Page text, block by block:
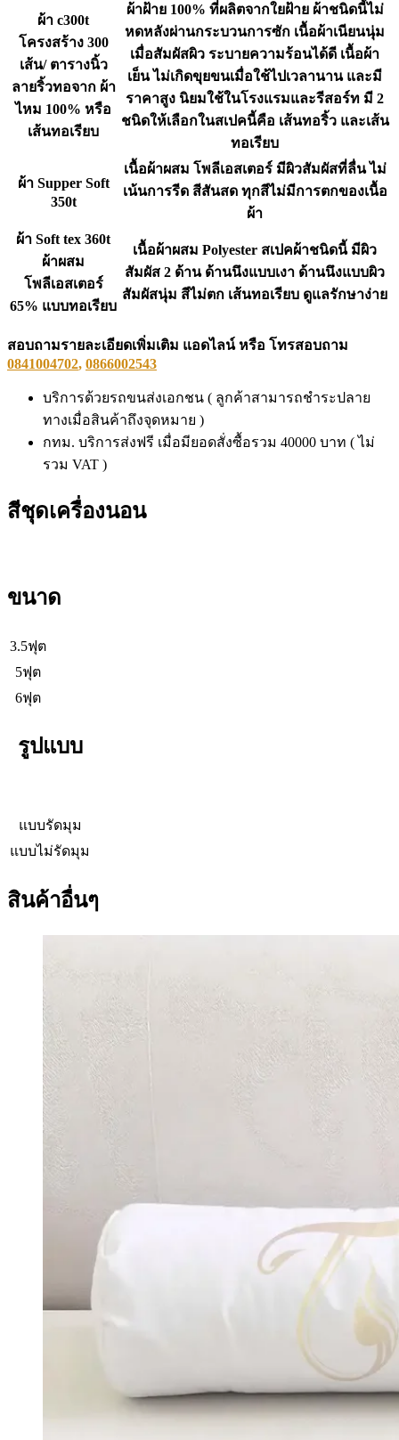
ผ้า c300t
โครงสร้าง 300
เส้น/ ตารางนิ้ว
ลายริ้วทอจาก ผ้า
ไหม 100% หรือ
เส้นทอเรียบ
ผ้าฝ้าย 100% ที่ผลิตจากใยฝ้าย ผ้าชนิดนี้ไม่
หดหลังผ่านกระบวนการซัก เนื้อผ้าเนียนนุ่ม
เมื่อสัมผัสผิว ระบายความร้อนได้ดี เนื้อผ้า
เย็น ไม่เกิดขุยขนเมื่อใช้ไปเวลานาน และมี
ราคาสูง นิยมใช้ในโรงแรมและรีสอร์ท มี 2
ชนิดให้เลือกในสเปคนี้คือ เส้นทอริ้ว และเส้น
ทอเรียบ
ผ้า Supper Soft
350t
เนื้อผ้าผสม โพลีเอสเตอร์ มีผิวสัมผัสที่ลื่น ไม่
เน้นการรีด สีสันสด ทุกสีไม่มีการตกของเนื้อ
ผ้า
ผ้า Soft tex 360t
ผ้าผสม
โพลีเอสเตอร์
65% แบบทอเรียบ
เนื้อผ้าผสม Polyester สเปคผ้าชนิดนี้ มีผิว
สัมผัส 2 ด้าน ด้านนึงแบบเงา ด้านนึงแบบผิว
สัมผัสนุ่ม สีไม่ตก เส้นทอเรียบ ดูแลรักษาง่าย
สอบถามรายละเอียดเพิ่มเติม แอดไลน์ หรือ โทรสอบถาม
0841004702, 0866002543
บริการด้วยรถขนส่งเอกชน ( ลูกค้าสามารถชำระปลาย
ทางเมื่อสินค้าถึงจุดหมาย )
กทม. บริการส่งฟรี เมื่อมียอดสั่งซื้อรวม 40000 บาท ( ไม่
รวม VAT )
สีชุดเครื่องนอน
ขนาด
3.5ฟุต
5ฟุต
6ฟุต
รูปแบบ
แบบรัดมุม
แบบไม่รัดมุม
สินค้าอื่นๆ